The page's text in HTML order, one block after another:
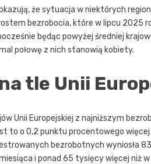
że sytuacja w niektórych
bezrobocia, które w lipcu 2025
będąc powyżej średniej
połowę z nich stanowią kobiety.
tle Unii
Unii Europejskiej z najniższym
to o 0,2 punktu procentowego
bezrobotnych wyniosła
i ponad 65 tysięcy więcej niż